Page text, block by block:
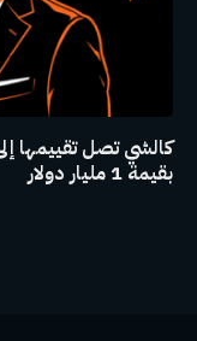
بقيمة 1 مليار دولار